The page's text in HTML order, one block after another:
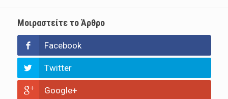
Μοιραστείτε το Άρθρο
Facebook
Twitter
Google+